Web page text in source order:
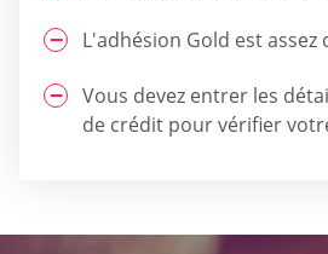
L'adhésion Gold est assez
Vous devez entrer les
de crédit pour vérifier